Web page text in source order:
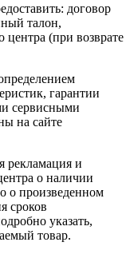
договор
талон,
центра (при возврате
гарантии
сервисными
на сайте
рекламация и
о наличии
о произведенном
сроков
указать,
товар.